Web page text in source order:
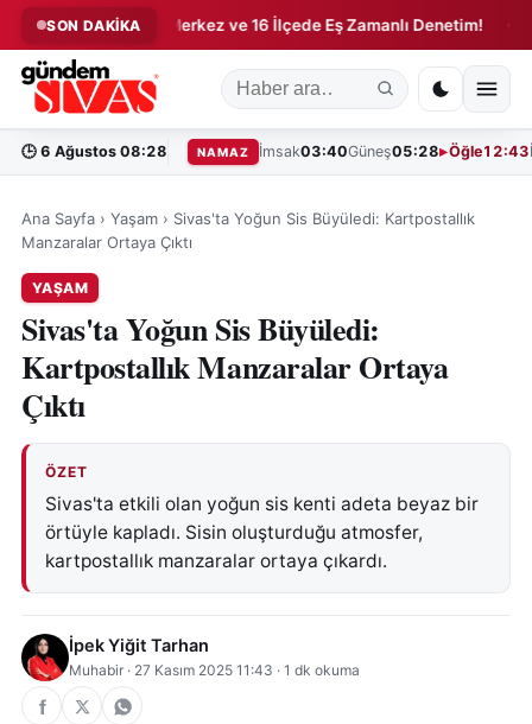
SON DAKİKA
◆ Merkez ve 16 İlçede Eş Zamanlı Denetim! ◆
🕒 6 Ağustos 08:28 NAMAZ İmsak03:40Güneş05:28 Öğle12:43
Ana Sayfa › Yaşam › Sivas'ta Yoğun Sis Büyüledi: Kartpostallık
Manzaralar Ortaya Çıktı
YAŞAM
Sivas'ta Yoğun Sis Büyüledi:
Kartpostallık Manzaralar Ortaya
Çıktı
ÖZET
Sivas'ta etkili olan yoğun sis kenti adeta beyaz bir
örtüyle kapladı. Sisin oluşturduğu atmosfer,
kartpostallık manzaralar ortaya çıkardı.
İpek Yiğit Tarhan
Muhabir · 27 Kasım 2025 11:43 · 1 dk okuma